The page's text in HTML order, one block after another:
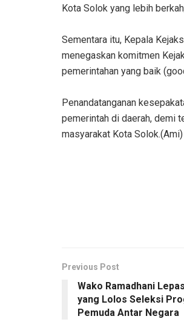
Kota Solok yang lebih
‎Sementara itu, Kepala
menegaskan komitmen
pemerintahan yang baik
‎Penandatanganan
pemerintah di daerah, demi
masyarakat Kota Solok.(Ami)
Previous Post
Wako Ramadhani
yang Lolos Seleksi
Pemuda Antar Negara